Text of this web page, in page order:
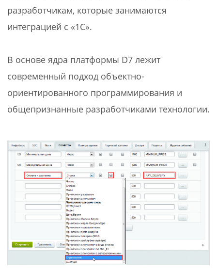
разработчикам, которые занимаются
интеграцией с «1С».
В основе ядра платформы D7 лежит
современный подход объектно-
ориентированного программирования и
общепризнанные разработчиками технологии.